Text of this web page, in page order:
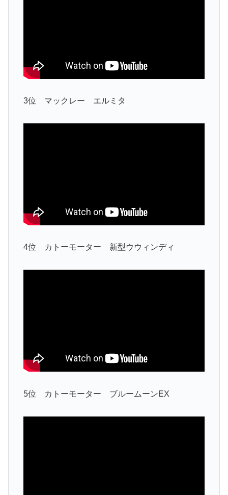
3位 マックレー エルミタ
4位 カトーモーター 新型ウウィンディ
5位 カトーモーター ブルームーンEX